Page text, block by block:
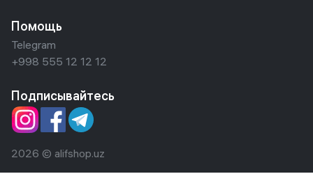
Помощь
Telegram
+998 555 12 12 12
Подписывайтесь
2026 © alifshop.uz